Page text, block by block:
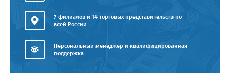
7 филиалов и 14 торговых представительств по
всей России
Персональный менеджер и квалифицированная
поддержка